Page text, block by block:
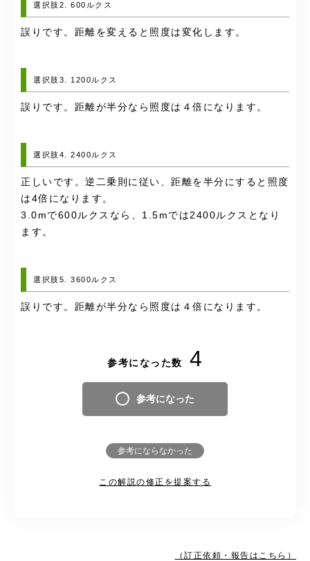
選択肢2. 600ルクス
誤りです。距離を変えると照度は変化します。
選択肢3. 1200ルクス
誤りです。距離が半分なら照度は４倍になります。
選択肢4. 2400ルクス
正しいです。逆二乗則に従い、距離を半分にすると照度
は4倍になります。
3.0mで600ルクスなら、1.5mでは2400ルクスとなり
ます。
選択肢5. 3600ルクス
誤りです。距離が半分なら照度は４倍になります。
参考になった数 4
参考になった
参考にならなかった
この解説の修正を提案する
（訂正依頼・報告はこちら）